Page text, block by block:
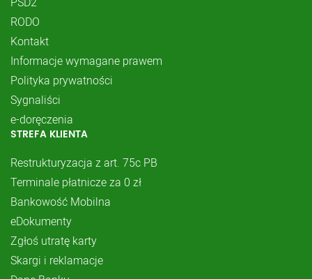
RODO
Kontakt
Informacje wymagane prawem
Polityka prywatności
Sygnaliści
e-doręczenia
STREFA KLIENTA
Restrukturyzacja z art. 75c PB
Terminale płatnicze za 0 zł
Bankowość Mobilna
eDokumenty
Zgłoś utratę karty
Skargi i reklamacje